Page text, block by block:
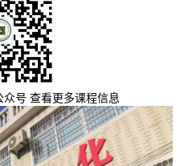
号 查看更多课程信息